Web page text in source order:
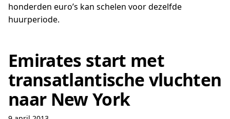
honderden euro’s kan schelen voor dezelfde
huurperiode.
Emirates start met
transatlantische vluchten
naar New York